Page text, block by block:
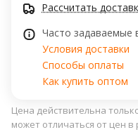
Рассчитать
Часто задаваемые
Условия доставки
Способы оплаты
Как купить оптом
Цена действительна
может отличаться от цен